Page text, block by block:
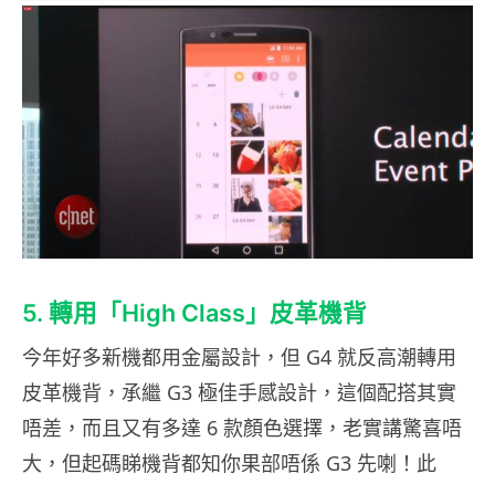
5. 轉用「High Class」皮革機背
今年好多新機都用金屬設計，但 G4 就反高潮轉用
皮革機背，承繼 G3 極佳手感設計，這個配搭其實
唔差，而且又有多達 6 款顏色選擇，老實講驚喜唔
大，但起碼睇機背都知你果部唔係 G3 先喇！此